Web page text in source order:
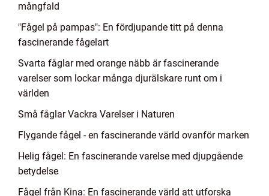
mångfald
"Fågel på pampas": En fördjupande titt på denna
fascinerande fågelart
Svarta fåglar med orange näbb är fascinerande
varelser som lockar många djurälskare runt om i
världen
Små fåglar Vackra Varelser i Naturen
Flygande fågel - en fascinerande värld ovanför marken
Helig fågel: En fascinerande varelse med djupgående
betydelse
Fågel från Kina: En fascinerande värld att utforska